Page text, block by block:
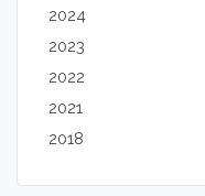
2024
2023
2022
2021
2018